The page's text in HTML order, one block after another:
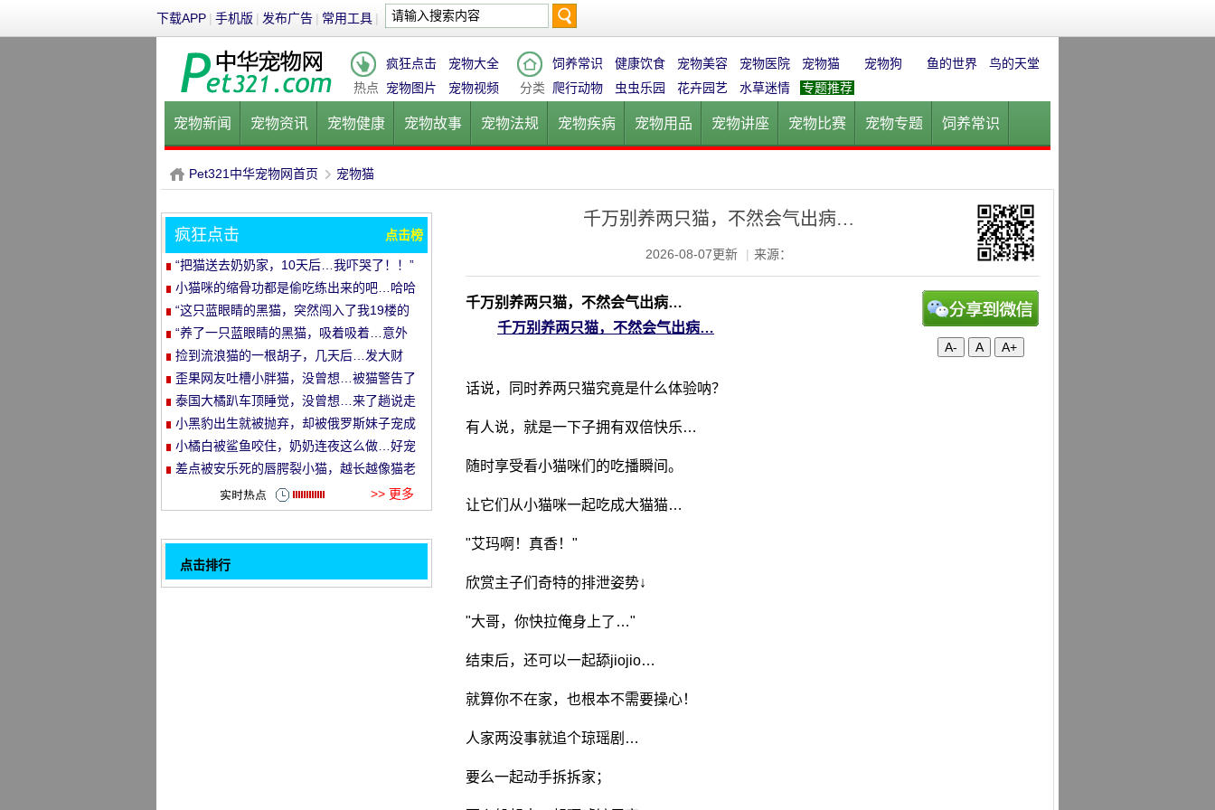
下载APP | 手机版 | 发布广告 | 常用工具 |
索
热点
疯狂点击
宠物大全
宠物图片
宠物视频 分类
饲养常识 健康饮食 宠物美容 宠物医院 宠物猫 宠物狗 鱼的世界
鸟的天堂
爬行动物
虫虫乐园 花卉园艺 水草迷情 专题推荐
宠物新闻 宠物资讯 宠物健康 宠物故事 宠物法规 宠物疾病 宠物用品 宠物讲座 宠物比赛 宠物专题 饲养常识
健康饮食 宠物美容 宠物医院
P
et
Pet321中华宠物网首页
›
宠物猫
千万别养两只猫，不然会气出病…
2026-08-07更新 | 来源：
A- A A+
千万别养两只猫，不然会气出病…
千万别养两只猫，不然会气出病…
话说，同时养两只猫究竟是什么体验呐？
有人说，就是一下子拥有双倍快乐…
随时享受看小猫咪们的吃播瞬间。
让它们从小猫咪一起吃成大猫猫…
"艾玛啊！真香！"
欣赏主子们奇特的排泄姿势↓
"大哥，你快拉俺身上了…"
结束后，还可以一起舔jiojio…
就算你不在家，也根本不需要操心！
人家两没事就追个琼瑶剧…
要么一起动手拆拆家；
疯狂点击 点击榜
“把猫送去奶奶家，10天后…我吓哭了！！”
小猫咪的缩骨功都是偷吃练出来的吧…哈哈
哈
“这只蓝眼睛的黑猫，突然闯入了我19楼的
家里…”
“养了一只蓝眼睛的黑猫，吸着吸着…意外
发生了！”
捡到流浪猫的一根胡子，几天后…发大财
了！
歪果网友吐槽小胖猫，没曾想…被猫警告了
哈哈哈
泰国大橘趴车顶睡觉，没曾想…来了趟说走
就走的旅行哈哈哈！
小黑豹出生就被抛弃，却被俄罗斯妹子宠成
了铁憨憨！
小橘白被鲨鱼咬住，奶奶连夜这么做…好宠
溺！
差点被安乐死的唇腭裂小猫，越长越像猫老
>> 更多
点击排行